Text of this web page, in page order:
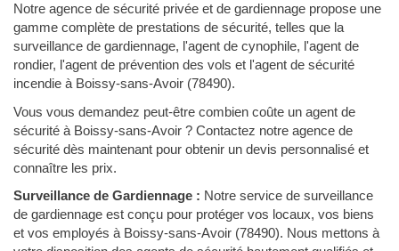
Notre agence de sécurité privée et de gardiennage propose une
gamme complète de prestations de sécurité, telles que la
surveillance de gardiennage, l'agent de cynophile, l'agent de
rondier, l'agent de prévention des vols et l'agent de sécurité
incendie à Boissy-sans-Avoir (78490).
Vous vous demandez peut-être combien coûte un agent de
sécurité à Boissy-sans-Avoir ? Contactez notre agence de
sécurité dès maintenant pour obtenir un devis personnalisé et
connaître les prix.
Surveillance de Gardiennage : Notre service de surveillance
de gardiennage est conçu pour protéger vos locaux, vos biens
et vos employés à Boissy-sans-Avoir (78490). Nous mettons à